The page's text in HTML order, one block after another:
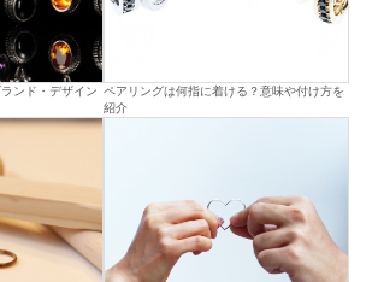
ンド・デザイン ペアリングは何指に着ける？意味や付け方を
紹介